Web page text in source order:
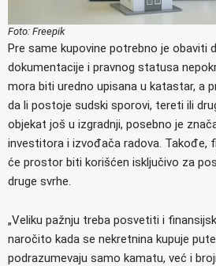
Foto: Freepik
Pre same kupovine potrebno je obaviti
dokumentacije i pravnog statusa
mora biti uredno upisana u katastar, a
da li postoje sudski sporovi, tereti ili
objekat još u izgradnji, posebno je
investitora i izvođača radova. Takođe,
će prostor biti korišćen isključivo za
druge svrhe.
„Veliku pažnju treba posvetiti i
naročito kada se nekretnina kupuje
podrazumevaju samo kamatu, već i